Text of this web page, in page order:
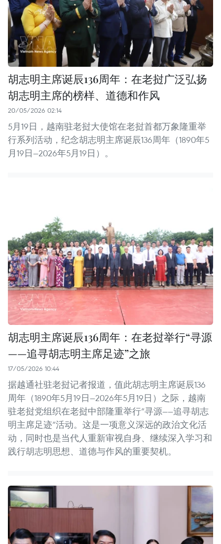
胡志明主席诞辰136周年：在老挝广泛弘扬
胡志明主席的榜样、道德和作风
20/05/2026 02:14
5月19日，越南驻老挝大使馆在老挝首都万象隆重举
行系列活动，纪念胡志明主席诞辰136周年（1890年5
月19日—2026年5月19日）。
胡志明主席诞辰136周年：在老挝举行“寻源
——追寻胡志明主席足迹”之旅
17/05/2026 10:44
据越通社驻老挝记者报道，值此胡志明主席诞辰136
周年（1890年5月19日—2026年5月19日）之际，越南
驻老挝党组织在老挝中部隆重举行“寻源——追寻胡志
明主席足迹”活动。这是一项意义深远的政治文化活
动，同时也是当代人重新审视自身、继续深入学习和
践行胡志明思想、道德与作风的重要契机。